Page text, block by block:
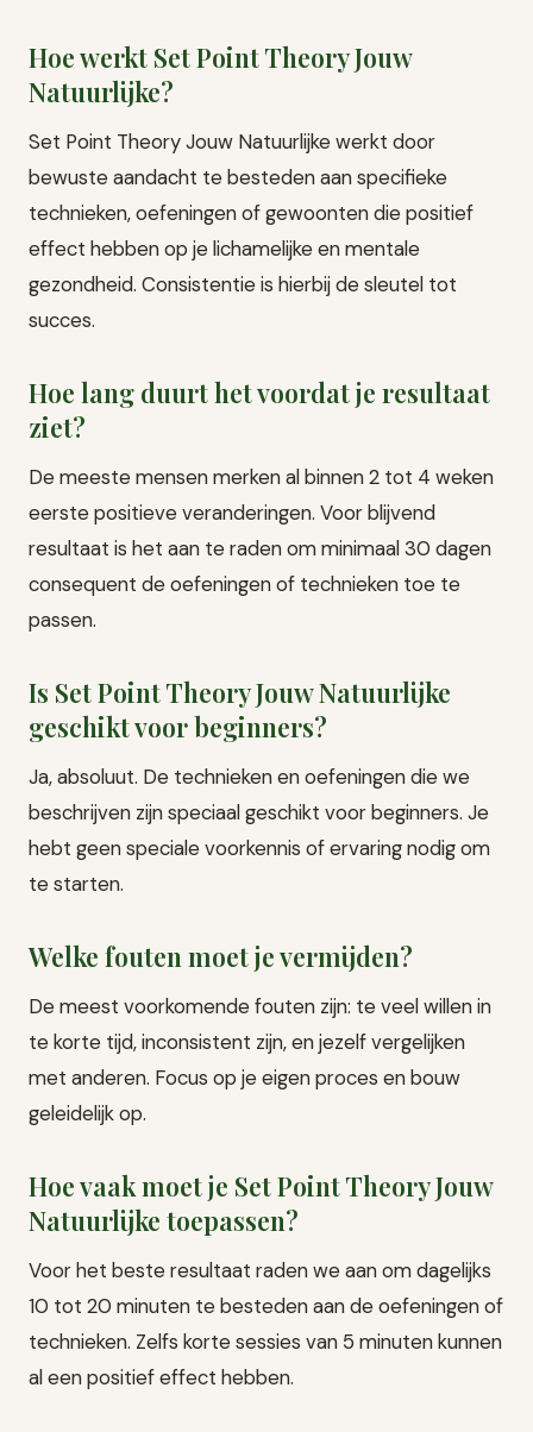
Hoe werkt Set Point Theory Jouw
Natuurlijke?
Set Point Theory Jouw Natuurlijke werkt door
bewuste aandacht te besteden aan specifieke
technieken, oefeningen of gewoonten die positief
effect hebben op je lichamelijke en mentale
gezondheid. Consistentie is hierbij de sleutel tot
succes.
Hoe lang duurt het voordat je resultaat
ziet?
De meeste mensen merken al binnen 2 tot 4 weken
eerste positieve veranderingen. Voor blijvend
resultaat is het aan te raden om minimaal 30 dagen
consequent de oefeningen of technieken toe te
passen.
Is Set Point Theory Jouw Natuurlijke
geschikt voor beginners?
Ja, absoluut. De technieken en oefeningen die we
beschrijven zijn speciaal geschikt voor beginners. Je
hebt geen speciale voorkennis of ervaring nodig om
te starten.
Welke fouten moet je vermijden?
De meest voorkomende fouten zijn: te veel willen in
te korte tijd, inconsistent zijn, en jezelf vergelijken
met anderen. Focus op je eigen proces en bouw
geleidelijk op.
Hoe vaak moet je Set Point Theory Jouw
Natuurlijke toepassen?
Voor het beste resultaat raden we aan om dagelijks
10 tot 20 minuten te besteden aan de oefeningen of
technieken. Zelfs korte sessies van 5 minuten kunnen
al een positief effect hebben.